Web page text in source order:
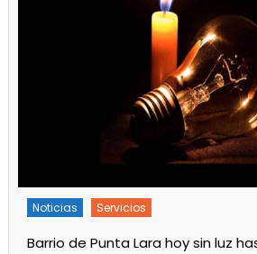
Noticias Servicios
Turnos de Farmacias de Julio 2026